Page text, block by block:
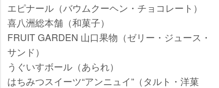
エピナール（バウムクーヘン・チョコレート）
喜八洲総本舗（和菓子）
FRUIT GARDEN 山口果物（ゼリー・ジュース・
サンド）
うぐいすボール（あられ）
はちみつスイーツ“アンニュイ”（タルト・洋菓